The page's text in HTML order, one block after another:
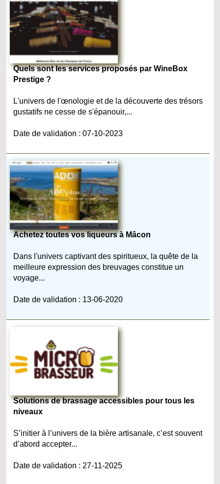
Quels sont les services proposés par WineBox
Prestige ?
L'univers de l'œnologie et de la découverte des trésors
gustatifs ne cesse de s'épanouir,...
Date de validation : 07-10-2023
Achetez toutes vos liqueurs à Mâcon
Dans l'univers captivant des spiritueux, la quête de la
meilleure expression des breuvages constitue un
voyage...
Date de validation : 13-06-2020
Solutions de brassage accessibles pour tous les
niveaux
S’initier à l’univers de la bière artisanale, c’est souvent
d’abord accepter...
Date de validation : 27-11-2025